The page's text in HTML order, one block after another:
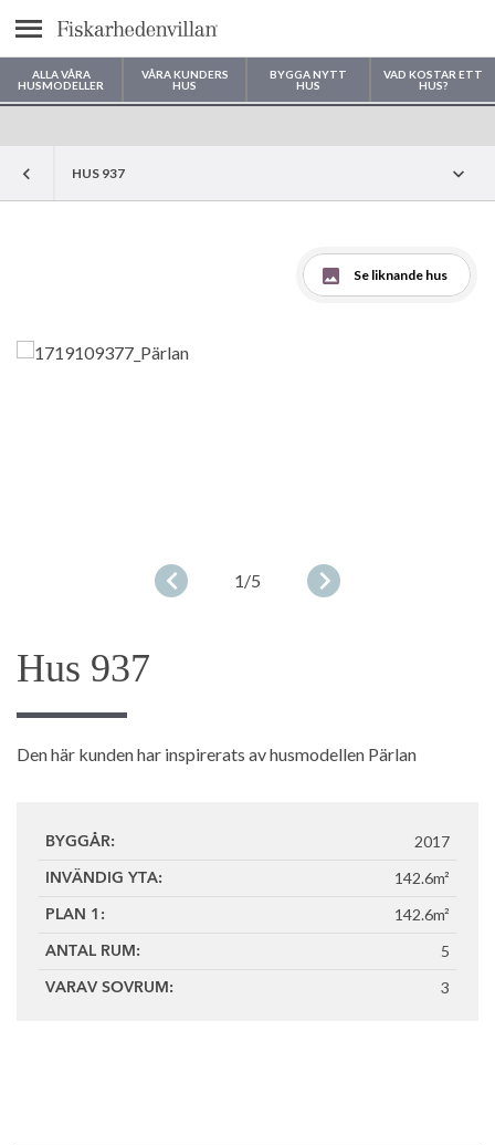
Meny
ALLA VÅRA
HUSMODELLER
VÅRA KUNDERS
HUS
BYGGA NYTT
HUS
VAD KOSTAR ETT
HUS?
Var vill du bygga ditt hus?
HUS 937
Se liknande hus
1/5
Hus 937
Den här kunden har inspirerats av husmodellen Pärlan
BYGGÅR: 2017
INVÄNDIG YTA: 142.6m²
PLAN 1: 142.6m²
ANTAL RUM: 5
VARAV SOVRUM: 3